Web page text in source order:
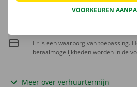
Er is een waarborg van toepassing.
betaalmogelijkheden worden in de
Meer over verhuurtermijn
VOORKEUREN